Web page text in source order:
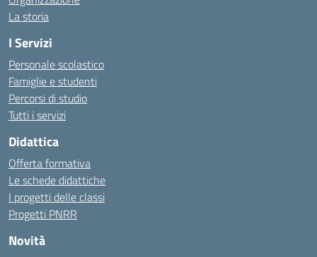
La storia
I Servizi
Personale scolastico
Famiglie e studenti
Percorsi di studio
Tutti i servizi
Didattica
Offerta formativa
Le schede didattiche
I progetti delle classi
Progetti PNRR
Novità